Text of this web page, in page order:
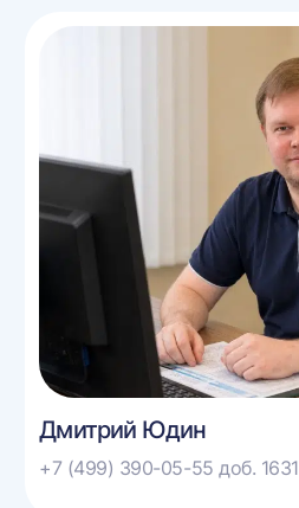
Дмитрий Юдин
+7 (499) 390-05-55 доб. 1631